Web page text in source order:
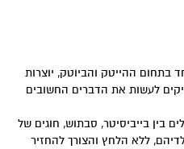
בתחום ההייטק והביוטק, יוצרות
לעשות את הדברים החשובים
בין בייביסיטר, סבתוש, חוגים של
ללא הלחץ והצורך להחזיר